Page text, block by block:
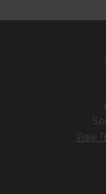
Viale